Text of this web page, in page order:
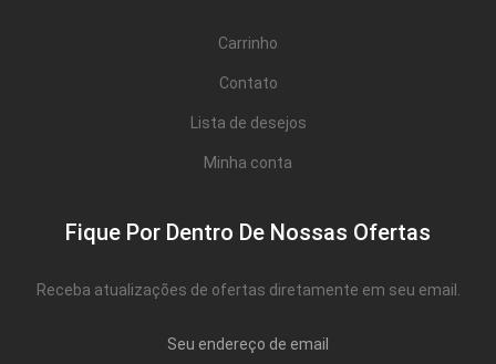
Carrinho
Contato
Lista de desejos
Minha conta
Fique Por Dentro De Nossas Ofertas
Receba atualizações de ofertas diretamente em seu email.